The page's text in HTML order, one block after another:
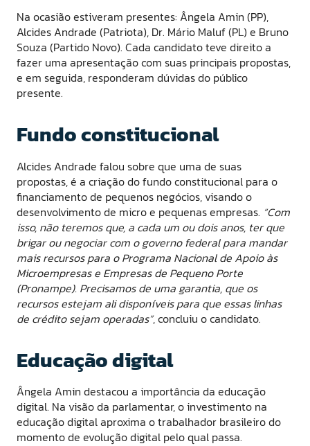
Na ocasião estiveram presentes: Ângela Amin (PP),
Alcides Andrade (Patriota), Dr. Mário Maluf (PL) e Bruno
Souza (Partido Novo). Cada candidato teve direito a
fazer uma apresentação com suas principais propostas,
e em seguida, responderam dúvidas do público
presente.
Fundo constitucional
Alcides Andrade falou sobre que uma de suas
propostas, é a criação do fundo constitucional para o
financiamento de pequenos negócios, visando o
desenvolvimento de micro e pequenas empresas. “Com
isso, não teremos que, a cada um ou dois anos, ter que
brigar ou negociar com o governo federal para mandar
mais recursos para o Programa Nacional de Apoio às
Microempresas e Empresas de Pequeno Porte
(Pronampe). Precisamos de uma garantia, que os
recursos estejam ali disponíveis para que essas linhas
de crédito sejam operadas”, concluiu o candidato.
Educação digital
Ângela Amin destacou a importância da educação
digital. Na visão da parlamentar, o investimento na
educação digital aproxima o trabalhador brasileiro do
momento de evolução digital pelo qual passa.